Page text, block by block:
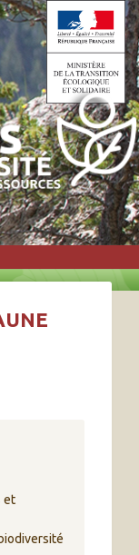
principal
et